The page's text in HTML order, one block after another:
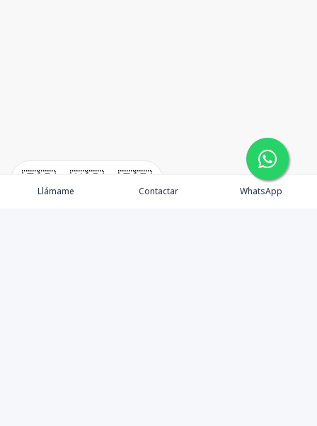
🇪🇸 🇺🇸 🇫🇷
Llámame Contactar WhatsApp